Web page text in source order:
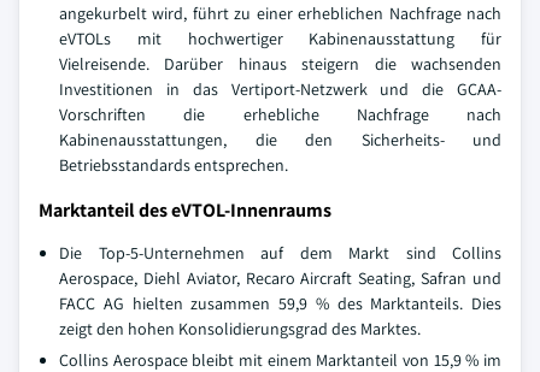
angekurbelt wird, führt zu einer erheblichen Nachfrage nach
eVTOLs mit hochwertiger Kabinenausstattung für
Vielreisende. Darüber hinaus steigern die wachsenden
Investitionen in das Vertiport-Netzwerk und die GCAA-
Vorschriften die erhebliche Nachfrage nach
Kabinenausstattungen, die den Sicherheits- und
Betriebsstandards entsprechen.
Marktanteil des eVTOL-Innenraums
Die Top-5-Unternehmen auf dem Markt sind Collins
Aerospace, Diehl Aviator, Recaro Aircraft Seating, Safran und
FACC AG hielten zusammen 59,9 % des Marktanteils. Dies
zeigt den hohen Konsolidierungsgrad des Marktes.
Collins Aerospace bleibt mit einem Marktanteil von 15,9 % im